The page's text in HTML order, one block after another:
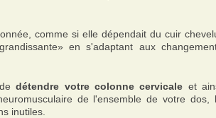
comme si elle dépendait du cuir
en s'adaptant aux
dedétendre votre colonne cervicale et
de l'ensemble de votre dos,
inutiles.